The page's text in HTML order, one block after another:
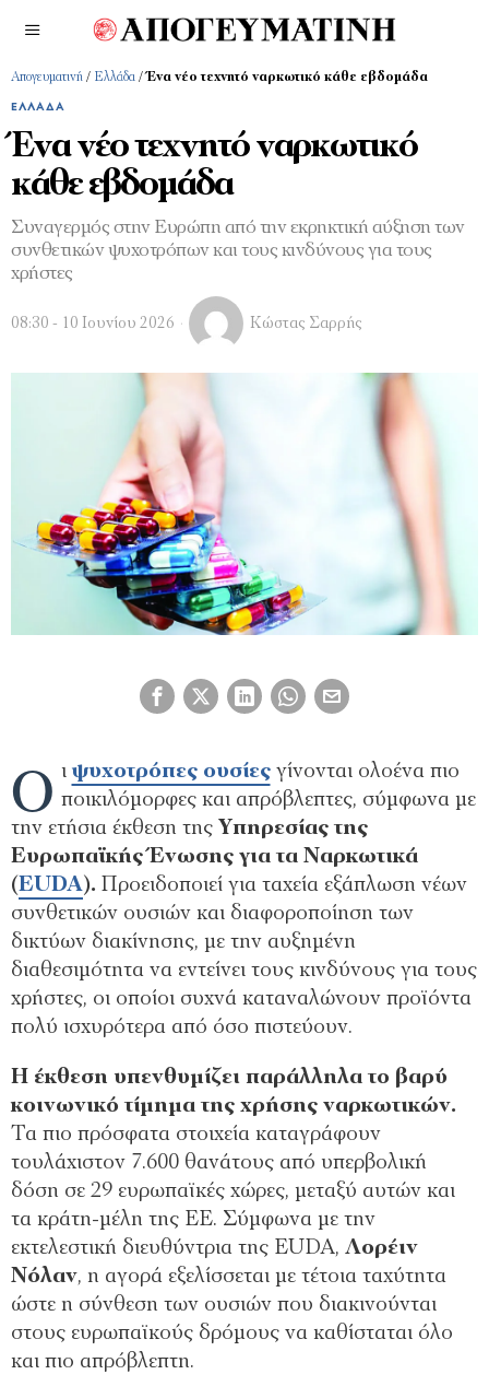
Απογευματινή / Ελλάδα /Ένα νέο τεχνητό ναρκωτικό κάθε εβδομάδα
ΕΛΛΆΔΑ
Ένα νέο τεχνητό ναρκωτικό
κάθε εβδομάδα
Συναγερμός στην Ευρώπη από την εκρηκτική αύξηση των
συνθετικών ψυχοτρόπων και τους κινδύνους για τους
χρήστες
08:30 - 10 Ιουνίου 2026 Κώστας Σαρρής
Ο ι ψυχοτρόπες ουσίεςγίνονται ολοένα πιο
ποικιλόμορφες και απρόβλεπτες, σύμφωνα με
την ετήσια έκθεση της Υπηρεσίας της
Ευρωπαϊκής Ένωσης για τα Ναρκωτικά
(EUDA). Προειδοποιεί για ταχεία εξάπλωση νέων
συνθετικών ουσιών και διαφοροποίηση των
δικτύων διακίνησης, με την αυξημένη
διαθεσιμότητα να εντείνει τους κινδύνους για τους
χρήστες, οι οποίοι συχνά καταναλώνουν προϊόντα
πολύ ισχυρότερα από όσο πιστεύουν.
Η έκθεση υπενθυμίζει παράλληλα το βαρύ
κοινωνικό τίμημα της χρήσης ναρκωτικών.
Τα πιο πρόσφατα στοιχεία καταγράφουν
τουλάχιστον 7.600 θανάτους από υπερβολική
δόση σε 29 ευρωπαϊκές χώρες, μεταξύ αυτών και
τα κράτη-μέλη της ΕΕ. Σύμφωνα με την
εκτελεστική διευθύντρια της EUDA, Λορέιν
Νόλαν, η αγορά εξελίσσεται με τέτοια ταχύτητα
ώστε η σύνθεση των ουσιών που διακινούνται
στους ευρωπαϊκούς δρόμους να καθίσταται όλο
και πιο απρόβλεπτη.